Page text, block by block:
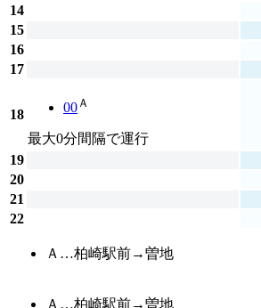
14
15
16
17
18 00 Ａ
最大0分間隔で運行
19
20
21
22
Ａ…柏崎駅前→曽地
Ａ…柏崎駅前→曽地